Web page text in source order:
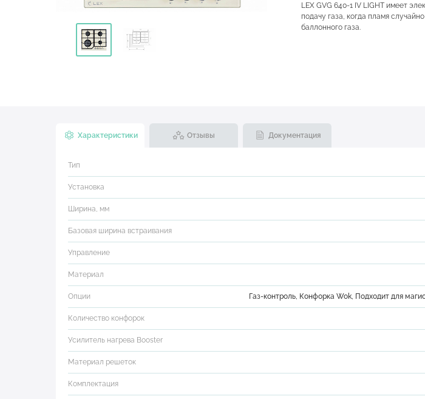
LEX GVG 640-1 IV LIGHT имеет
подачу газа, когда пламя
баллонного газа.
Характеристики Отзывы Документация
Тип
Установка
Ширина, мм
Базовая ширина встраивания
Управление
Материал
Опции Газ-контроль, Конфорка Wok, Подходит для
Количество конфорок
Усилитель нагрева Booster
Материал решеток
Комплектация